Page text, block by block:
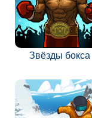
Звёзды бокса